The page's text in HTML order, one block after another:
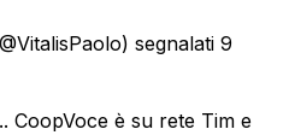
segnalati 9
CoopVoce è su rete Tim e